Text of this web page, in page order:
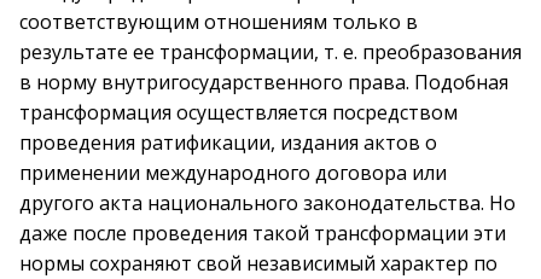
соответствующим отношениям только в
результате ее трансформации, т. е. преобразования
в норму внутригосударственного права. Подобная
трансформация осуществляется посредством
проведения ратификации, издания актов о
применении международного договора или
другого акта национального законодательства. Но
даже после проведения такой трансформации эти
нормы сохраняют свой независимый характер по